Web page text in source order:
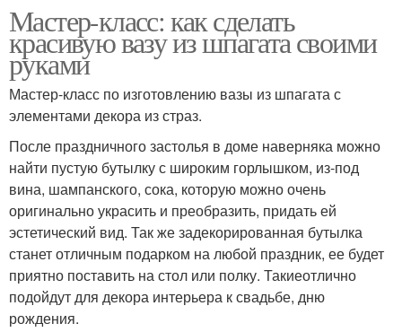
Котик из пластиковой
бутылки
Вазы из стеклянных
бутылок
Серебристая ваза
Стильные вазы Ваза в стиле
ваз из бутылки
Мастер-класс: как сделать
красивую вазу из шпагата своими
руками
Мастер-класс по изготовлению вазы из шпагата с
элементами декора из страз.
После праздничного застолья в доме наверняка можно
найти пустую бутылку с широким горлышком, из-под
вина, шампанского, сока, которую можно очень
оригинально украсить и преобразить, придать ей
эстетический вид. Так же задекорированная бутылка
станет отличным подарком на любой праздник, ее будет
приятно поставить на стол или полку. Такиеотлично
подойдут для декора интерьера к свадьбе, дню
рождения.